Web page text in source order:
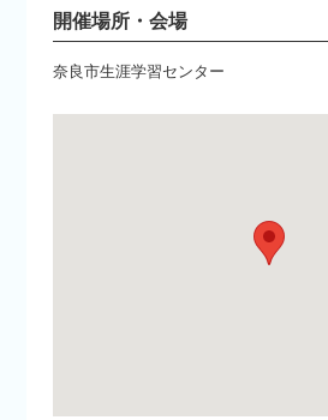
開催場所・会場
奈良市生涯学習センター